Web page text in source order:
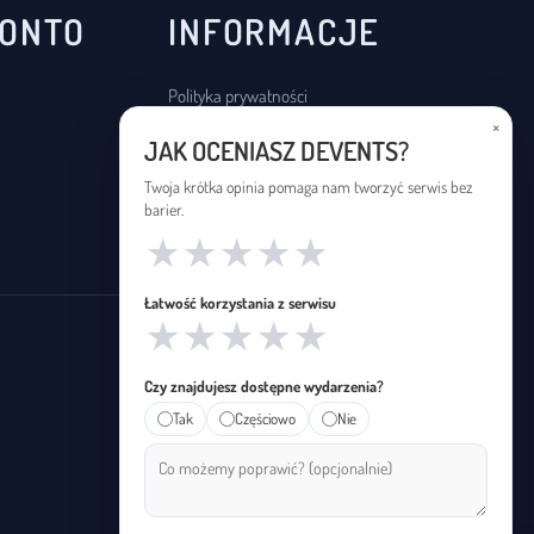
INFORMACJE
Polityka prywatności
Deklaracja dostępności
×
JAK OCENIASZ DEVENTS?
Twoja krótka opinia pomaga nam tworzyć serwis bez
barier.
★
★
★
★
★
Łatwość korzystania z serwisu
★
★
★
★
★
Czy znajdujesz dostępne wydarzenia?
Tak
Częściowo Nie